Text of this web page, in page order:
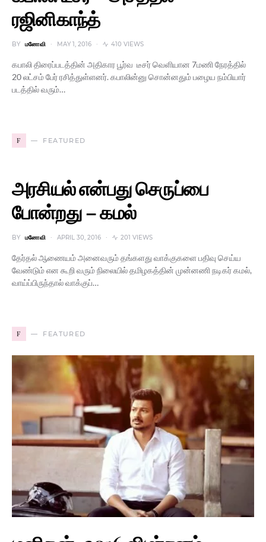
ரஜினிகாந்த்
BY மனோவி MAY 1, 2016 410 VIEWS
கபாலி திரைப்படத்தின் அதிகார பூர்வ டீசர் வெளியான 7மணி நேரத்தில்
20 லட்சம் பேர் ரசித்துள்ளனர். கபாலின்னு சொன்னதும் பழைய நம்பியார்
படத்தில் வரும்…
F FEATURED
அரசியல் என்பது செருப்பை
போன்றது – கமல்
BY மனோவி APRIL 30, 2016 201 VIEWS
தேர்தல் ஆணையம் அனைவரும் தங்களது வாக்குகளை பதிவு செய்ய
வேண்டும் என கூறி வரும் நிலையில் தமிழகத்தின் முன்னணி நடிகர் கமல்,
வாய்ப்பிருந்தால் வாக்குப்…
F FEATURED